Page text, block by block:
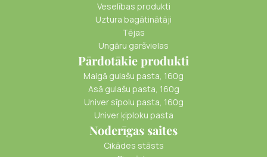
Veselības produkti
Uztura bagātinātāji
Tējas
Ungāru garšvielas
Pārdotākie produkti
Maigā gulašu pasta, 160g
Asā gulašu pasta, 160g
Univer sīpolu pasta, 160g
Univer ķiploku pasta
Noderīgas saites
Cikādes stāsts